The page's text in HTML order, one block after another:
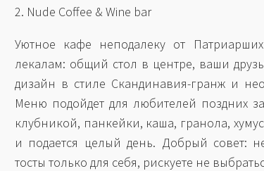
2. Nude Coffee & Wine bar
Уютное кафе неподалеку от
лекалам: общий стол в центре, ваши
дизайн в стиле Cкандинавия-гранж и
Меню подойдет для любителей поздних
клубникой, панкейки, каша, гранола,
и подается целый день. Добрый совет:
тосты только для себя, рискуете не